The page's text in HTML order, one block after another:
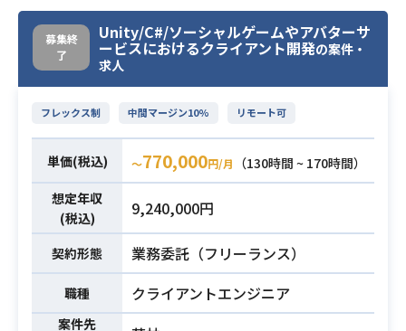
【仕事の魅力】
■エンジニアが趣味で作りはじめた
プロダクトがサービス化されるなど
チャレンジが推奨される文化です。
■取締役の議事録は全員に共有さ
カルチャーです。
で全員がリーダーシップを発揮して
いる組織なので、スピード感があり
ます。
■大手企業や研究機関との共同研究
を行い、先端のテクノロジーを取り
Docker
Kubernetes
Terraform
Nuxt.js
【募集背景】
従来評価できなかった「テレビCMな
どのオフライン広告の貢献効果」の
定量化や、
「脳波解析と統計解析を用いたCMク
リエイティブ効果」の可視化、
「テレビCMの効果を最大化させるエ
リア/局/線引き/番組枠/フライトパタ
ーン」の算出を行い、
データサイエンスを駆使して各社の
マーケティング成果を最大化するた
募集終
了
Unity/C#/ソーシャルゲームやアバターサ
ービスにおけるクライアント開発の案件・
求人
フレックス制 中間マージン10% リモート可
単価(税込) 〜770,000円/月
（130時間 ~ 170時間）
想定年収
(税込)
9,240,000円
契約形態 業務委託（フリーランス）
職種 クライアントエンジニア
案件先